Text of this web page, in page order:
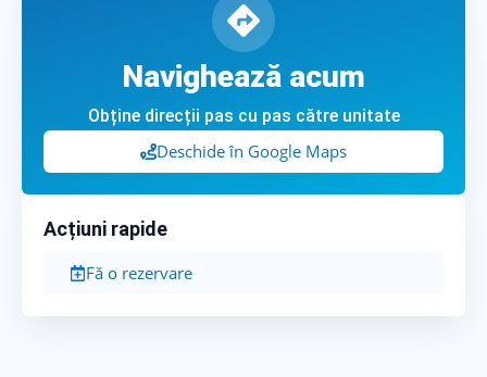
Navighează acum
Obține direcții pas cu pas către unitate
Deschide în Google Maps
Acțiuni rapide
Fă o rezervare